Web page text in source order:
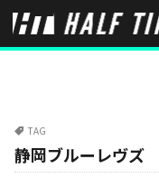
TAG
静岡ブルーレヴズ